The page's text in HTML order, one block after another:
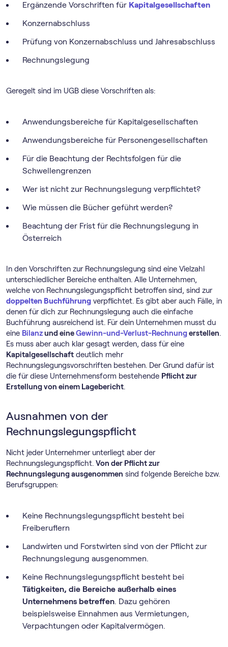
Ergänzende Vorschriften für Kapitalgesellschaften
Konzernabschluss
Prüfung von Konzernabschluss und Jahresabschluss
Rechnungslegung
Geregelt sind im UGB diese Vorschriften als:
Anwendungsbereiche für Kapitalgesellschaften
Anwendungsbereiche für Personengesellschaften
Für die Beachtung der Rechtsfolgen für die
Schwellengrenzen
Wer ist nicht zur Rechnungslegung verpflichtet?
Wie müssen die Bücher geführt werden?
Beachtung der Frist für die Rechnungslegung in
Österreich
In den Vorschriften zur Rechnungslegung sind eine Vielzahl
unterschiedlicher Bereiche enthalten. Alle Unternehmen,
welche von Rechnungslegungspflicht betroffen sind, sind zur
doppelten Buchführung verpflichtet. Es gibt aber auch Fälle, in
denen für dich zur Rechnungslegung auch die einfache
Buchführung ausreichend ist. Für dein Unternehmen musst du
eine Bilanzund eineGewinn-und-Verlust-Rechnungerstellen.
Es muss aber auch klar gesagt werden, dass für eine
Kapitalgesellschaft deutlich mehr
Rechnungslegungsvorschriften bestehen. Der Grund dafür ist
die für diese Unternehmensform bestehende Pflicht zur
Erstellung von einem Lagebericht.
Ausnahmen von der
Rechnungslegungspflicht
Nicht jeder Unternehmer unterliegt aber der
Rechnungslegungspflicht. Von der Pflicht zur
Rechnungslegung ausgenommen sind folgende Bereiche bzw.
Berufsgruppen:
Keine Rechnungslegungspflicht besteht bei
Freiberuflern
Landwirten und Forstwirten sind von der Pflicht zur
Rechnungslegung ausgenommen.
Keine Rechnungslegungspflicht besteht bei
Tätigkeiten, die Bereiche außerhalb eines
Unternehmens betreffen. Dazu gehören
beispielsweise Einnahmen aus Vermietungen,
Verpachtungen oder Kapitalvermögen.